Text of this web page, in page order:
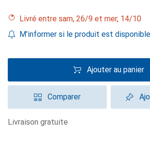
Livré entre sam, 26/9 et mer, 14/10
M'informer si le produit est
Ajouter au panier
Comparer
livraison gratuite